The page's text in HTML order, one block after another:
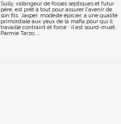
Sully, vidangeur de fosses septiques et futur
père, est prêt à tout pour assurer l'avenir de
son fils. Jasper, modeste épicier, a une qualité
primordiale aux yeux de la mafia pour qui il
travaille contraint et forcé : il est sourd-muet.
Parmie Tarzo,...